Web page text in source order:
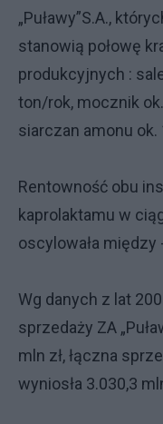
„Puławy”S.A.,
stanowią połowę
produkcyjnych :
ton/rok, mocznik
siarczan amonu
Rentowność obu
kaprolaktamu w
oscylowała między
Wg danych z lat
sprzedaży ZA
mln zł, łączna
wyniosła 3.030,3